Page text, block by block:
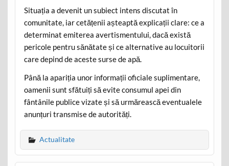
Situația a devenit un subiect intens discutat în
comunitate, iar cetățenii așteaptă explicații clare: ce a
determinat emiterea avertismentului, dacă există
pericole pentru sănătate și ce alternative au locuitorii
care depind de aceste surse de apă.
Până la apariția unor informații oficiale suplimentare,
oamenii sunt sfătuiți să evite consumul apei din
fântânile publice vizate și să urmărească eventualele
anunțuri transmise de autorități.
Actualitate